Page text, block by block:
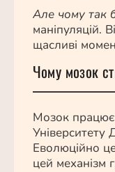
Але чому так
маніпуляцій.
щасливі
Чому мозок
Мозок працює
Університету
Еволюційно
цей механізм